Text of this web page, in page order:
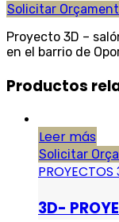
Solicitar
Proyecto 3D –
en el barrio de
Productos
Leer más
Solicitar
PROYECTOS
3D-